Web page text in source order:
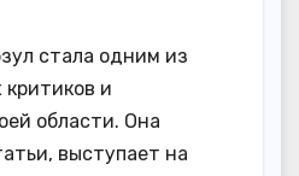
стала одним из
и
области. Она
выступает на